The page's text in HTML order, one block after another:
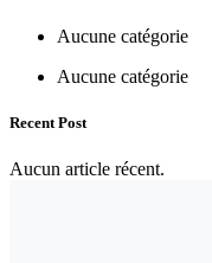
Aucune catégorie
Aucune catégorie
Recent Post
Aucun article récent.